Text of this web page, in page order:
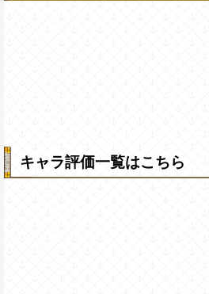
キャラ評価一覧はこちら